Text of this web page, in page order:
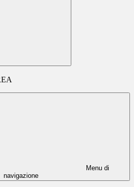
Menu di
navigazione